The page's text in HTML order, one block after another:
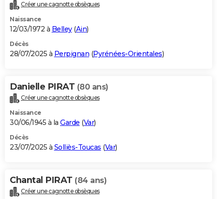
Créer une cagnotte obsèques
Naissance
12/03/1972 à Belley(Ain)
Décès
28/07/2025 à Perpignan (Pyrénées-Orientales)
Danielle PIRAT (80 ans)
Créer une cagnotte obsèques
Naissance
30/06/1945 à la Garde (Var)
Décès
23/07/2025 à Solliès-Toucas (Var)
Chantal PIRAT (84 ans)
Créer une cagnotte obsèques